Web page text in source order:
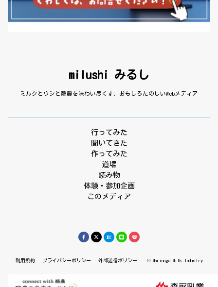
milushi みるし
ミルクとウシと酪農を味わい尽くす、おもしろたのしいWebメディア
行ってみた
聞いてきた
作ってみた
道場
読み物
体験・参加企画
このメディア
利用規約 プライバシーポリシー 外部送信ポリシー© Morinaga Milk Industry